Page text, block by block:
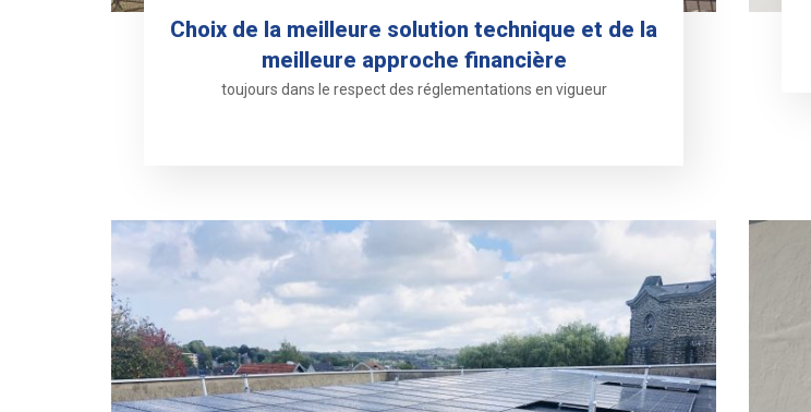
Choix de la meilleure solution technique et de la
meilleure approche financière
toujours dans le respect des réglementations en vigueur